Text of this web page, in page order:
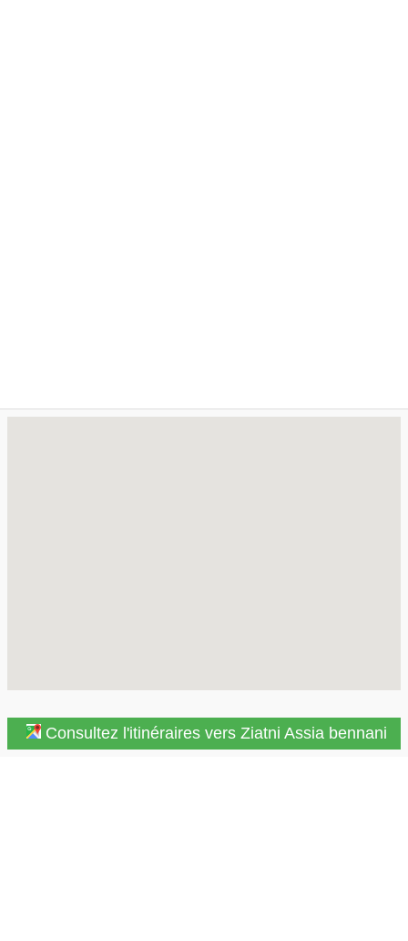
Consultez l'itinéraires vers Ziatni Assia bennani